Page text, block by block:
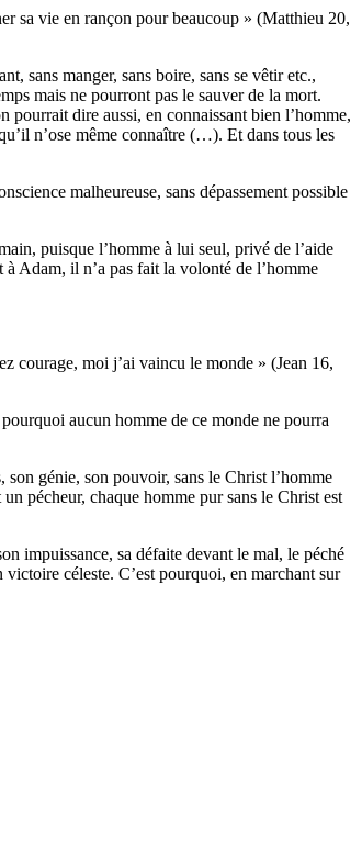
sa vie en rançon pour beaucoup » (Matthieu 20,
sans manger, sans boire, sans se vêtir etc.,
mais ne pourront pas le sauver de la mort.
pourrait dire aussi, en connaissant bien l’homme,
n’ose même connaître (…). Et dans tous les
malheureuse, sans dépassement possible
puisque l’homme à lui seul, privé de l’aide
à Adam, il n’a pas fait la volonté de l’homme
courage, moi j’ai vaincu le monde » (Jean 16,
aucun homme de ce monde ne pourra
son génie, son pouvoir, sans le Christ l’homme
pécheur, chaque homme pur sans le Christ est
impuissance, sa défaite devant le mal, le péché
céleste. C’est pourquoi, en marchant sur